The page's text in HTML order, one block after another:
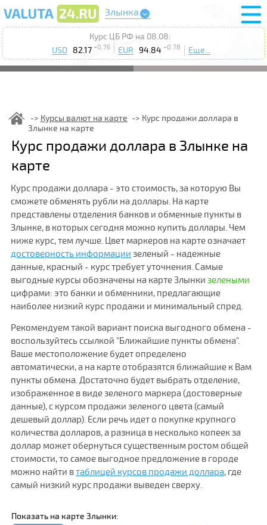
Злынка
Курс ЦБ РФ на 08.08:
USD
82.17 +0.76 EUR 94.84 +0.78 Еще...
Курсы валют на карте
Курс продажи доллара в
Злынке на карте
Курс продажи доллара в Злынке на
карте
Курс продажи доллара - это стоимость, за которую Вы
сможете обменять рубли на доллары. На карте
представлены отделения банков и обменные пункты в
Злынке, в которых сегодня можно купить доллары. Чем
ниже курс, тем лучше. Цвет маркеров на карте означает
достоверность информации зеленый - надежные
данные, красный - курс требует уточнения. Самые
выгодные курсы обозначены на карте Злынки зелеными
цифрами: это банки и обменники, предлагающие
наиболее низкий курс продажи и минимальный спред.
Рекомендуем такой вариант поиска выгодного обмена -
воспользуйтесь ссылкой "Ближайшие пункты обмена".
Ваше местоположение будет определено
автоматически, а на карте отобразятся ближайшие к Вам
пункты обмена. Достаточно будет выбрать отделение,
изображенное в виде зеленого маркера (достоверные
данные), с курсом продажи зеленого цвета (самый
дешевый доллар). Если речь идет о покупке крупного
количества долларов, а разница в несколько копеек за
доллар может обернуться существенным ростом общей
стоимости, то самое выгодное предложение в городе
можно найти втаблицей курсов продажи доллара, где
самый низкий курс продажи выведен сверху.
Показать на карте Злынки: